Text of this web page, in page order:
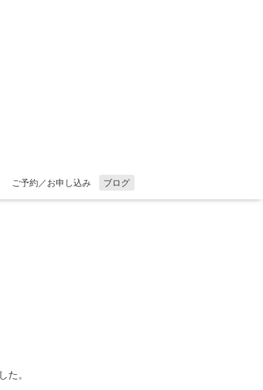
ご予約／お申し込み ブログ
た。